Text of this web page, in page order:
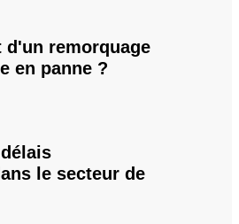
remorquage
en panne ?
le secteur de